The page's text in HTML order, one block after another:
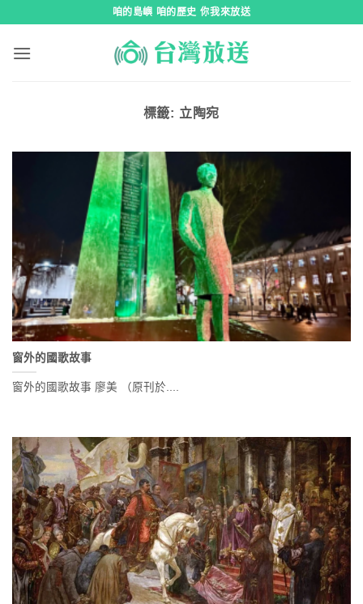
咱的島嶼 咱的歷史 你我來放送
標籤: 立陶宛
窗外的國歌故事
窗外的國歌故事 廖美 （原刊於....